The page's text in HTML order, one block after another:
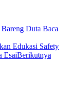
Duta Baca
Edukasi Safety
EsaiBerikutnya